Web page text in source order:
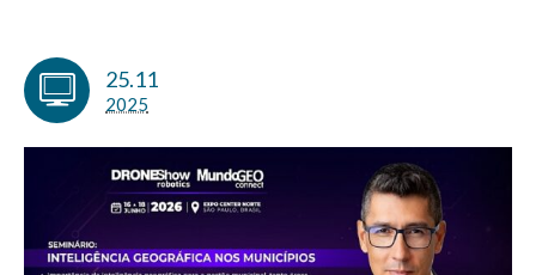
25.11
2025